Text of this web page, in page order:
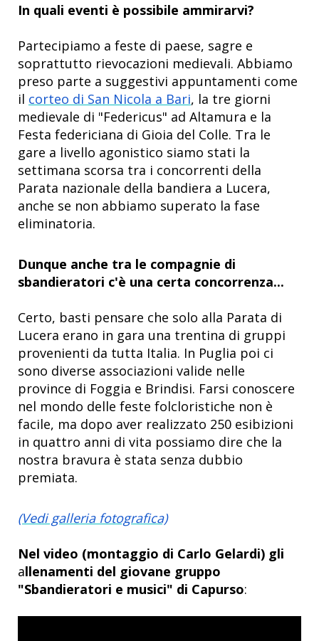
In quali eventi è possibile ammirarvi?
Partecipiamo a feste di paese, sagre e
soprattutto rievocazioni medievali. Abbiamo
preso parte a suggestivi appuntamenti come
il corteo di San Nicola a Bari, la tre giorni
medievale di "Federicus" ad Altamura e la
Festa federiciana di Gioia del Colle. Tra le
gare a livello agonistico siamo stati la
settimana scorsa tra i concorrenti della
Parata nazionale della bandiera a Lucera,
anche se non abbiamo superato la fase
eliminatoria.
Dunque anche tra le compagnie di
sbandieratori c'è una certa concorrenza...
Certo, basti pensare che solo alla Parata di
Lucera erano in gara una trentina di gruppi
provenienti da tutta Italia. In Puglia poi ci
sono diverse associazioni valide nelle
province di Foggia e Brindisi. Farsi conoscere
nel mondo delle feste folcloristiche non è
facile, ma dopo aver realizzato 250 esibizioni
in quattro anni di vita possiamo dire che la
nostra bravura è stata senza dubbio
premiata.
(Vedi galleria fotografica)
Nel video (montaggio di Carlo Gelardi) gli
allenamenti del giovane gruppo
"Sbandieratori e musici" di Capurso: